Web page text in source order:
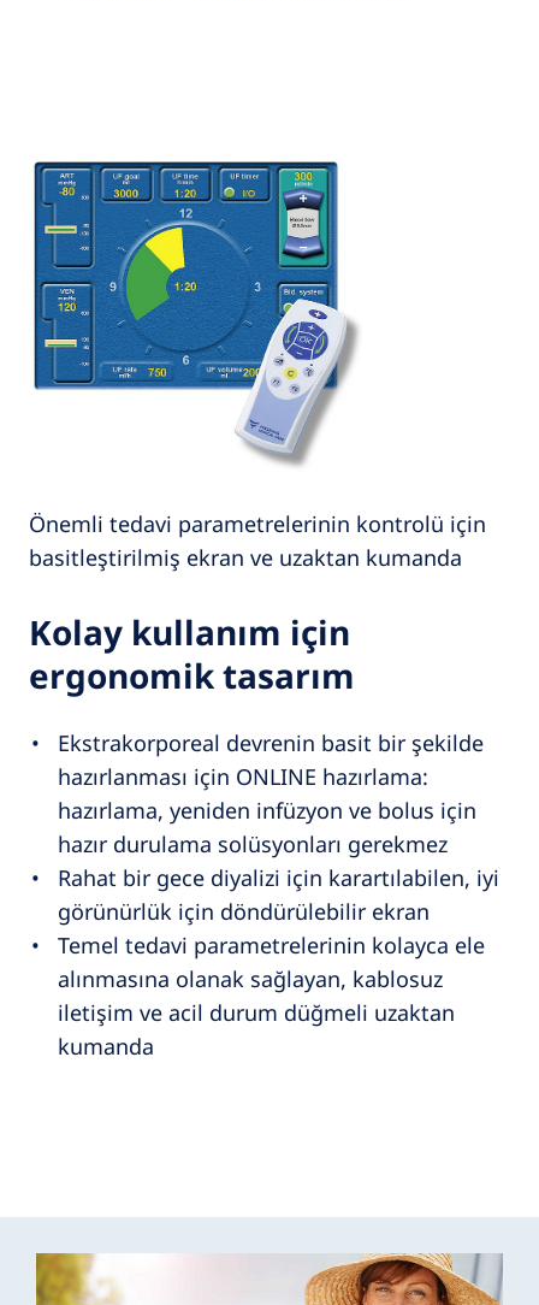
Önemli tedavi parametrelerinin kontrolü için
basitleştirilmiş ekran ve uzaktan kumanda
Kolay kullanım için
ergonomik tasarım
Ekstrakorporeal devrenin basit bir şekilde
hazırlanması için ONLINE hazırlama:
hazırlama, yeniden infüzyon ve bolus için
hazır durulama solüsyonları gerekmez
Rahat bir gece diyalizi için karartılabilen, iyi
görünürlük için döndürülebilir ekran
Temel tedavi parametrelerinin kolayca ele
alınmasına olanak sağlayan, kablosuz
iletişim ve acil durum düğmeli uzaktan
kumanda